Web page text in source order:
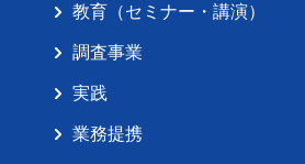
教育（セミナー・講演）
調査事業
実践
業務提携